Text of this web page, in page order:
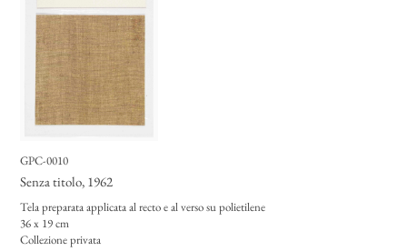
GPC-0010
Senza titolo, 1962
Tela preparata applicata al recto e al verso su polietilene
36 x 19 cm
Collezione privata